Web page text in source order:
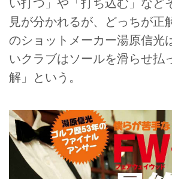
い打つ」や「打ち込む」など
見が分かれるが、どっちが正
のショットメーカー湯原信光
いクラブはソールを滑らせ払
解」という。